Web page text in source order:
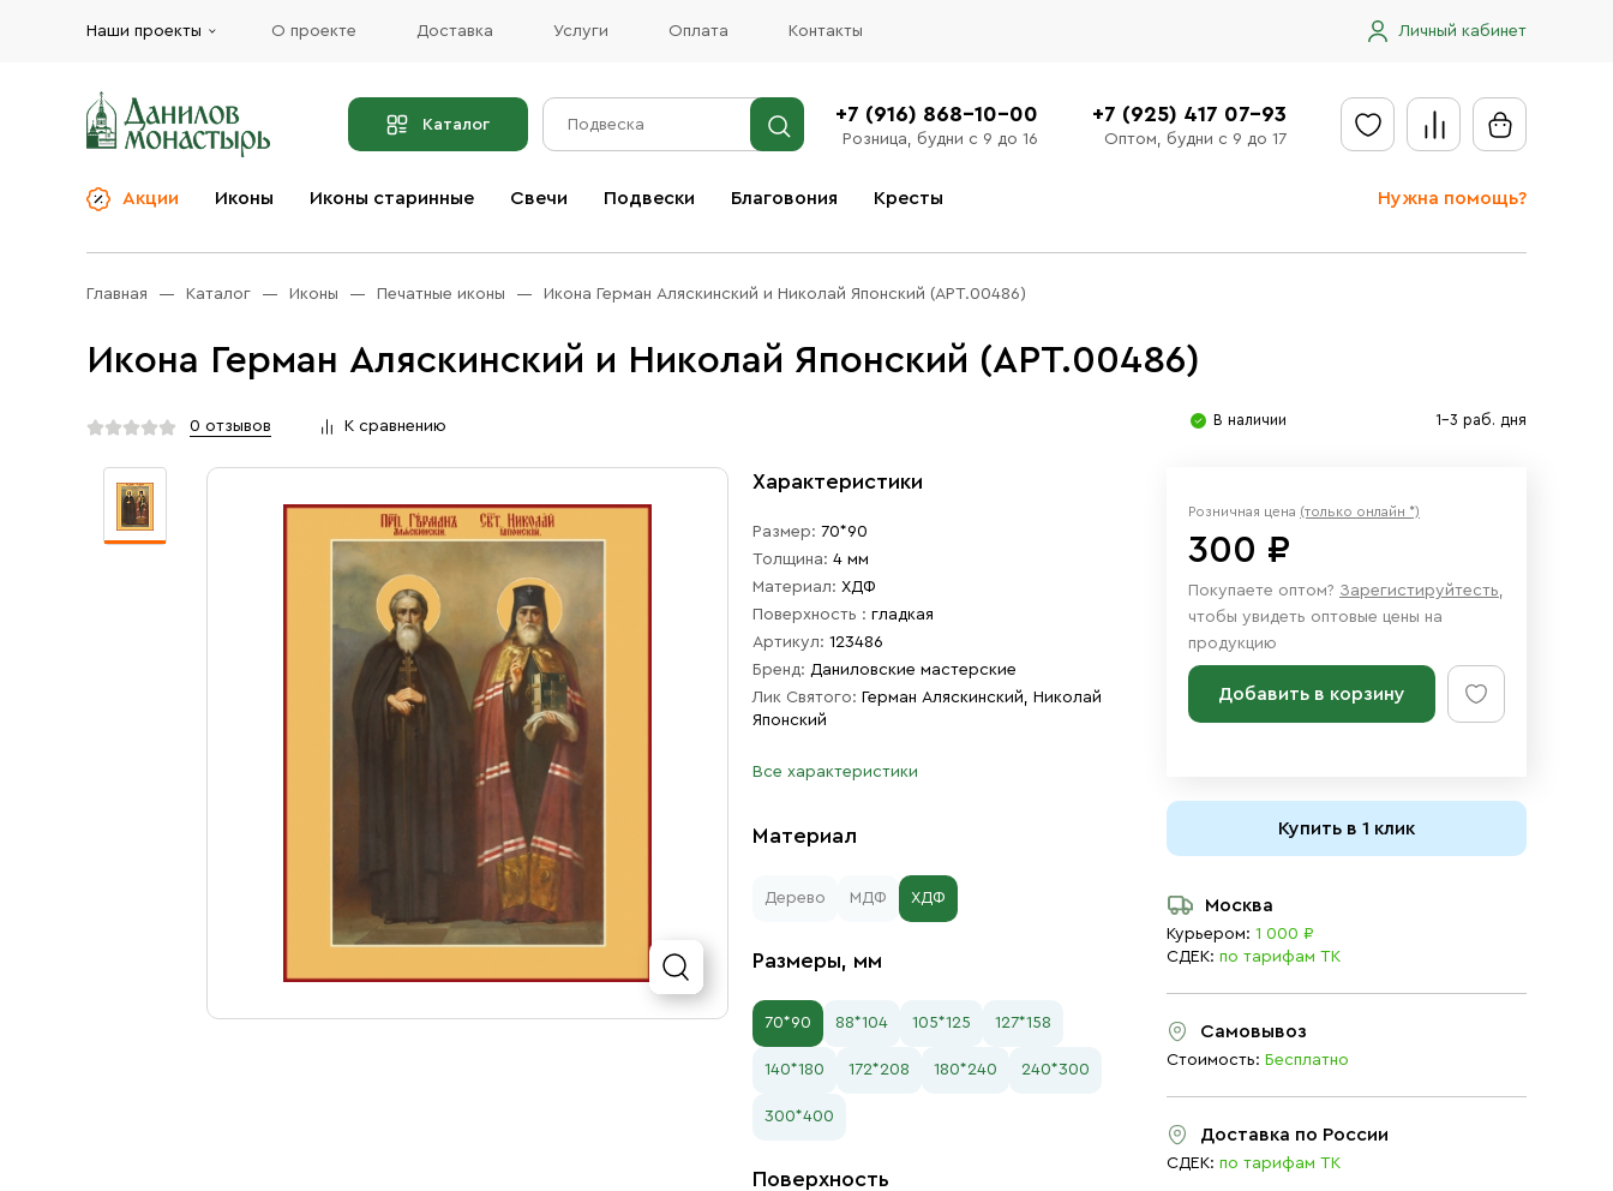
Наши проекты О проекте Доставка Услуги Оплата Контакты Личный кабинет
Каталог +7 (916) 868-10-00
Розница, будни с 9 до 16
+7 (925) 417 07-93
Оптом, будни с 9 до 17
Акции Иконы Иконы старинные Свечи Подвески Благовония Кресты Нужна помощь?
Отправить заявку
Церковная утварь
Иконы
Бренды
Услуги
Главная Каталог Иконы Печатные иконы Икона Герман Аляскинский и Николай Японский (АРТ.00486)
Икона Герман Аляскинский и Николай Японский (АРТ.00486)
0 отзывов К сравнению В наличии 1-3 раб. дня
Характеристики
Размер: 70*90
Толщина: 4 мм
Материал: ХДФ
Поверхность : гладкая
Артикул: 123486
Бренд: Даниловские мастерские
Лик Святого: Герман Аляскинский, Николай
Японский
Все характеристики
Материал
Дерево МДФ ХДФ
Размеры, мм
70*90 88*104 105*125 127*158
140*180 172*208 180*240 240*300
300*400
Поверхность
Розничная цена (только онлайн *)
300 ₽
Покупаете оптом? Зарегистируйтесть,
чтобы увидеть оптовые цены на
продукцию
Добавить в корзину
Купить в 1 клик
Москва
Курьером: 1 000 ₽
СДЕК: по тарифам ТК
Самовывоз
Стоимость: Бесплатно
Доставка по России
СДЕК: по тарифам ТК